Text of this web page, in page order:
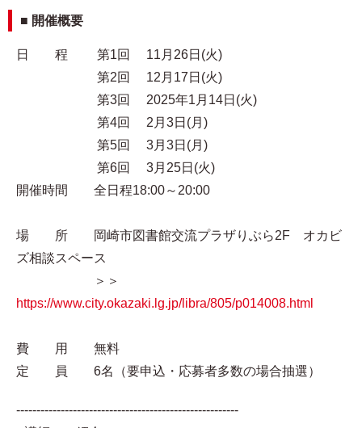
■ 開催概要
日 程 第1回 11月26日(火)
第2回 12月17日(火)
第3回 2025年1月14日(火)
第4回 2月3日(月)
第5回 3月3日(月)
第6回 3月25日(火)
開催時間 全日程18:00～20:00
場 所 岡崎市図書館交流プラザりぶら2F オカビ
ズ相談スペース
＞＞
https://www.city.okazaki.lg.jp/libra/805/p014008.html
費 用 無料
定 員 6名（要申込・応募者多数の場合抽選）
-------------------------------------------------------